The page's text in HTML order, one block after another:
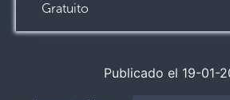
Gratuito
Publicado el 19-01-